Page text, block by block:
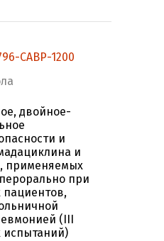
CABP-1200
двойное-
и
и
применяемых
при
пациентов,
(III
испытаний)